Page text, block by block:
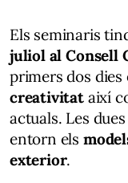
Els seminaris
juliol al Consell
primers dos
creativitat així
actuals. Les
entorn els
exterior.